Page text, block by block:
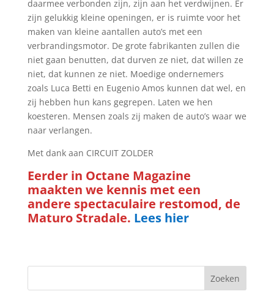
daarmee verbonden zijn, zijn aan het verdwijnen. Er
zijn gelukkig kleine openingen, er is ruimte voor het
maken van kleine aantallen auto’s met een
verbrandingsmotor. De grote fabrikanten zullen die
niet gaan benutten, dat durven ze niet, dat willen ze
niet, dat kunnen ze niet. Moedige ondernemers
zoals Luca Betti en Eugenio Amos kunnen dat wel, en
zij hebben hun kans gegrepen. Laten we hen
koesteren. Mensen zoals zij maken de auto’s waar we
naar verlangen.
Met dank aan CIRCUIT ZOLDER
Eerder in Octane Magazine
maakten we kennis met een
andere spectaculaire restomod, de
Maturo Stradale. Lees hier